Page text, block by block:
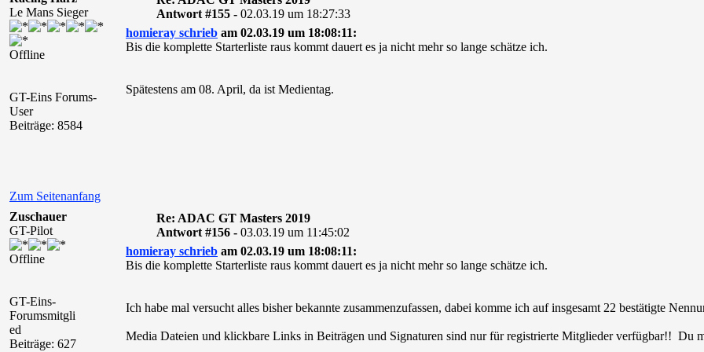
Le Mans Sieger
Offline
GT-Eins Forums-
User
Beiträge: 8584
Antwort #155 - 02.03.19 um 18:27:33
homieray schrieb am 02.03.19 um 18:08:11:
Bis die komplette Starterliste raus kommt dauert es ja nicht mehr so lange schätze ich.
Spätestens am 08. April, da ist Medientag.
Zum Seitenanfang
Zuschauer
GT-Pilot
Offline
GT-Eins-
Forumsmitgli
ed
Beiträge: 627
Re: ADAC GT Masters 2019
Antwort #156 - 03.03.19 um 11:45:02
homieray schrieb am 02.03.19 um 18:08:11:
Bis die komplette Starterliste raus kommt dauert es ja nicht mehr so lange schätze ich.
Ich habe mal versucht alles bisher bekannte zusammenzufassen, dabei komme ich auf insgesamt 22 bestätigte
Media Dateien und klickbare Links in Beiträgen und Signaturen sind nur für registrierte Mitglieder verfügbar!! Du